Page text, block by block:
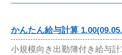
かんたん給与計算
小規模向き出勤簿付き給与